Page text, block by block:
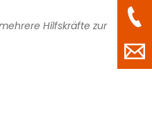
Hilfskräfte zur